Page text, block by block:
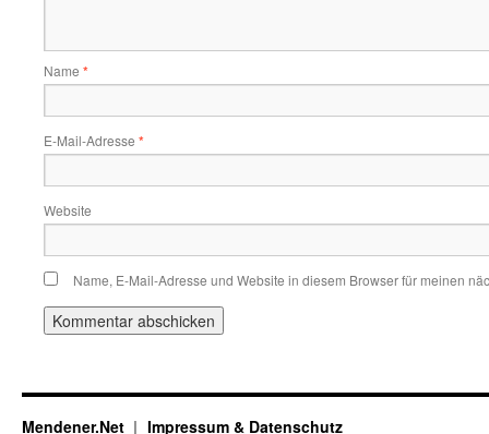
Name *
E-Mail-Adresse *
Website
Name, E-Mail-Adresse und Website in diesem Browser für meinen
Mendener.Net Impressum & Datenschutz